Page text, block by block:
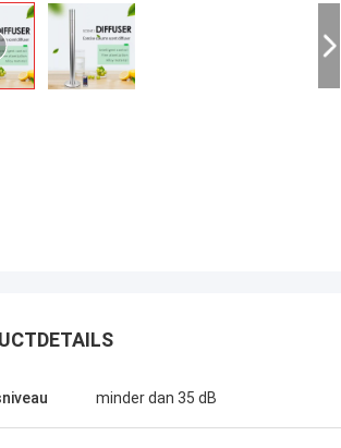
minder dan 35 dB